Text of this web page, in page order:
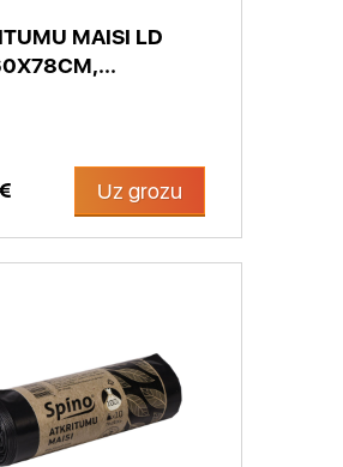
MAISI LD
Uz grozu